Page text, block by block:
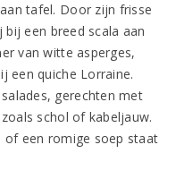
tafel. Door zijn frisse
een breed scala aan
van witte asperges,
een quiche Lorraine.
gerechten met
schol of kabeljauw.
of een romige soep staat